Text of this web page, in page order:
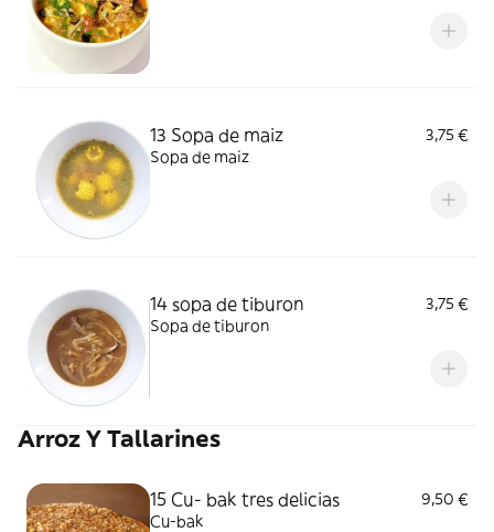
13 Sopa de maiz
3,75 €
Sopa de maiz
14 sopa de tiburon
3,75 €
Sopa de tiburon
Arroz Y Tallarines
15 Cu- bak tres delicias
9,50 €
Cu-bak